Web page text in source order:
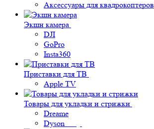
Аксессуары для квадрокоптеров
Экшн камера
DJI
GoPro
Insta360
Приставки для ТВ
Apple TV
Товары для укладки и стрижки
Dreame
Dyson